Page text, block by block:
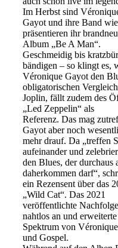
Im Herbst sind
Gayot und ihre Band
präsentieren ihr
Album „Be A Man“.
Geschmeidig bis
bändigen – so klingt es,
Véronique Gayot den
obligatorischen
Joplin, fällt zudem des
„Led Zeppelin“ als
Referenz. Das mag
Gayot aber noch
mehr drauf. Da „treffen
aufeinander und
den Blues, der
daherkommen darf“,
ein Rezensent über das
„Wild Cat“. Das 2021
veröffentlichte
nahtlos an und erweiterte
Spektrum von
und Gospel.